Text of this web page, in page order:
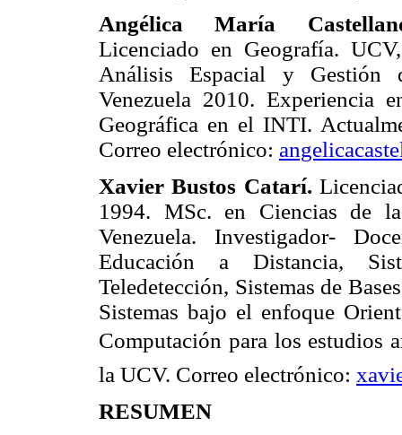
Angélica María
Licenciado en Geografía.
Análisis Espacial y Gestión
Venezuela 2010. Experiencia
Geográfica en el INTI.
Correo electrónico:
Xavier Bustos Catarí.
1994. MSc. en Ciencias de
Venezuela. Investigador-
Educación a Distancia,
Teledetección, Sistemas de
Sistemas bajo el enfoque
Computación para los estudios
la UCV. Correo electrónico:
RESUMEN